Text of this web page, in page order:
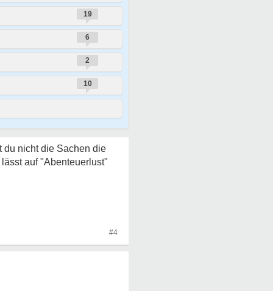
19
6
2
10
du nicht die Sachen die
auf "Abenteuerlust"
#4